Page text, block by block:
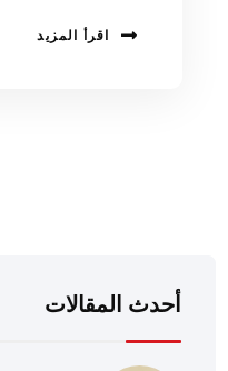
اقرأ المزيد
أحدث المقالات